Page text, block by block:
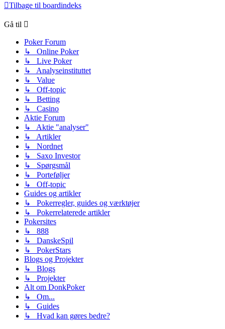
Tilbage til boardindeks
Gå til
Poker Forum
↳ Online Poker
↳ Live Poker
↳ Analyseinstituttet
↳ Value
↳ Off-topic
↳ Betting
↳ Casino
Aktie Forum
↳ Aktie "analyser"
↳ Artikler
↳ Nordnet
↳ Saxo Investor
↳ Spørgsmål
↳ Porteføljer
↳ Off-topic
Guides og artikler
↳ Pokerregler, guides og værktøjer
↳ Pokerrelaterede artikler
Pokersites
↳ 888
↳ DanskeSpil
↳ PokerStars
Blogs og Projekter
↳ Blogs
↳ Projekter
Alt om DonkPoker
↳ Om...
↳ Guides
↳ Hvad kan gøres bedre?